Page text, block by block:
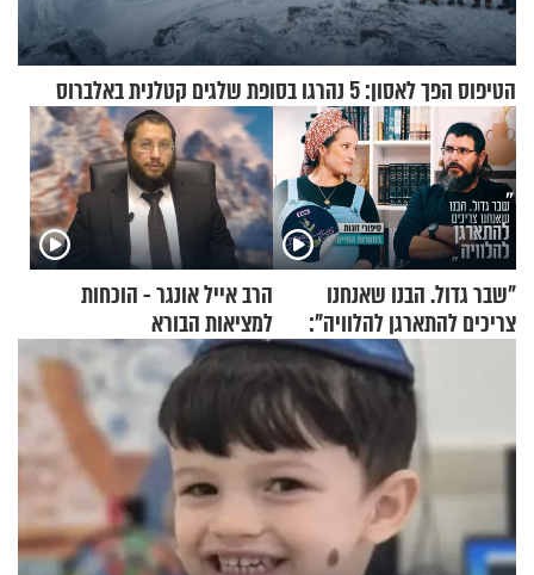
הטיפוס הפך לאסון: 5 נהרגו בסופת שלגים קטלנית באלברוס
"שבר גדול. הבנו שאנחנו
צריכים להתארגן להלוויה":
זוגיות במבחן, הפעם עם מרים
הרב אייל אונגר - הוכחות
למציאות הבורא